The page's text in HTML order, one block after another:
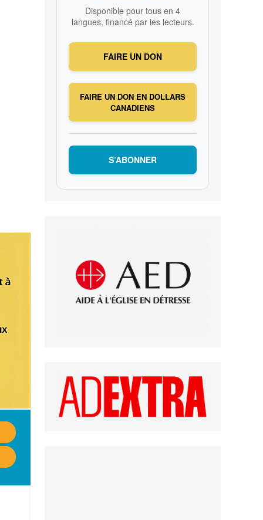
Disponible pour tous en 4
langues, financé par les lecteurs.
FAIRE UN DON
FAIRE UN DON EN DOLLARS
CANADIENS
S’ABONNER